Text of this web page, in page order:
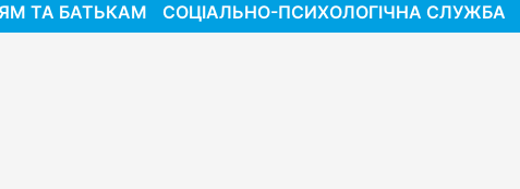
ТА БАТЬКАМ СОЦІАЛЬНО-ПСИХОЛОГІЧНА СЛУЖБА